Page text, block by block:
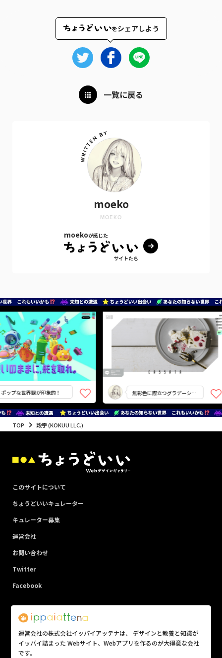
をシェアしよう
一覧に戻る
moeko
MOEKO
moekoが感じた
サイトたち
プな世界観が印象的！
無彩色に際立つグラデーショ
ン
TOP 穀宇 (KOKUU LLC.)
このサイトについて
ちょうどいいキュレーター
キュレーター募集
運営会社
お問い合わせ
Twitter
Facebook
運営会社の株式会社イッパイアッテナは、 デザインと教養と知識が
イッパイ詰まった Webサイト、Webアプリを作るのが大得意な会社
です。